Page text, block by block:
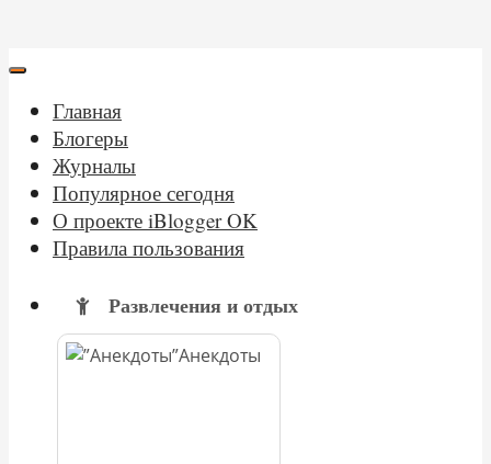
Главная
Блогеры
Журналы
Популярное сегодня
О проекте iBlogger OK
Правила пользования
Развлечения и отдых
Анекдоты